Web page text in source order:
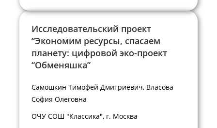
Исследовательский проект
“Экономим ресурсы, спасаем
планету: цифровой эко-проект
“Обменяшка”
Самошкин Тимофей Дмитриевич, Власова
София Олеговна
ОЧУ СОШ "Классика", г. Москва